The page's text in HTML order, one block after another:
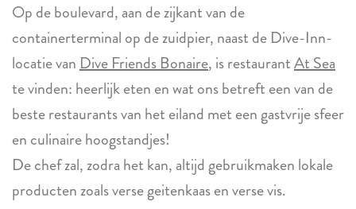
Op de boulevard, aan de zijkant van de
containerterminal op de zuidpier, naast de Dive-Inn-
locatie vanDive Friends Bonaire, is restaurantAt Sea
te vinden: heerlijk eten en wat ons betreft een van de
beste restaurants van het eiland met een gastvrije sfeer
en culinaire hoogstandjes!
De chef zal, zodra het kan, altijd gebruikmaken lokale
producten zoals verse geitenkaas en verse vis.